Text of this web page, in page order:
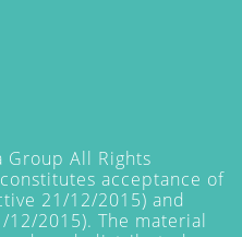
Group All Rights
acceptance of
21/12/2015) and
12/2015). The material